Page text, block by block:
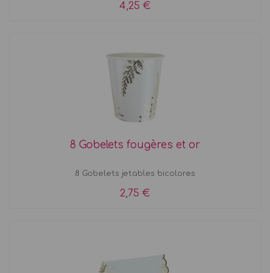
4,25 €
8 Gobelets fougères et or
8 Gobelets jetables bicolores
2,75 €